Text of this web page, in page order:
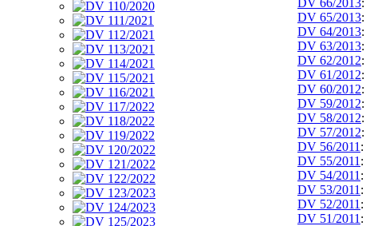
DV 65/2013:
DV 64/2013:
DV 63/2013:
DV 62/2012:
DV 61/2012:
DV 60/2012:
DV 59/2012:
DV 58/2012:
DV 57/2012:
DV 56/2011 :
DV 55/2011 :
DV 54/2011 :
DV 53/2011 :
DV 52/2011 :
DV 51/2011 :